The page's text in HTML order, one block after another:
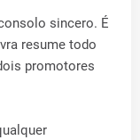
sincero. É
resume todo
promotores